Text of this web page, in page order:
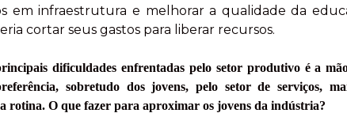
em infraestrutura e melhorar a qualidade da
cortar seus gastos para liberar recursos.
dificuldades enfrentadas pelo setor produtivo é a
sobretudo dos jovens, pelo setor de serviços,
rotina. O que fazer para aproximar os jovens da indústria?